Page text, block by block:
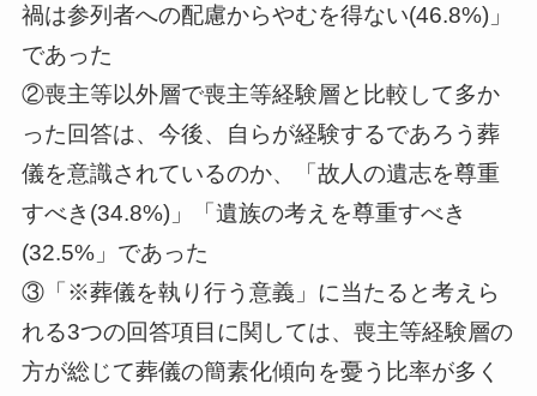
禍は参列者への配慮からやむを得ない(46.8%)」
であった
②喪主等以外層で喪主等経験層と比較して多か
った回答は、今後、自らが経験するであろう葬
儀を意識されているのか、「故人の遺志を尊重
すべき(34.8%)」「遺族の考えを尊重すべき
(32.5%」であった
③「※葬儀を執り行う意義」に当たると考えら
れる3つの回答項目に関しては、喪主等経験層の
方が総じて葬儀の簡素化傾向を憂う比率が多く